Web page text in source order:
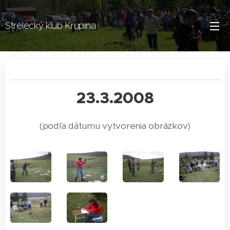
Strelecký klub Krupina
23.3.2008
(podľa dátumu vytvorenia obrázkov)